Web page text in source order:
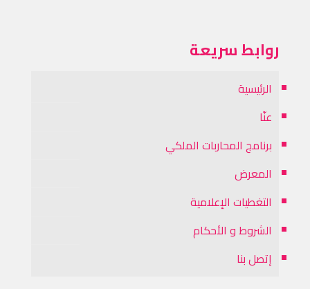
روابط سريعة
الرئيسية
عنّا
برنامج المحاربات الملكي
المعرض
التغطيات الإعلامية
الشروط و الأحكام
إتصل بنا